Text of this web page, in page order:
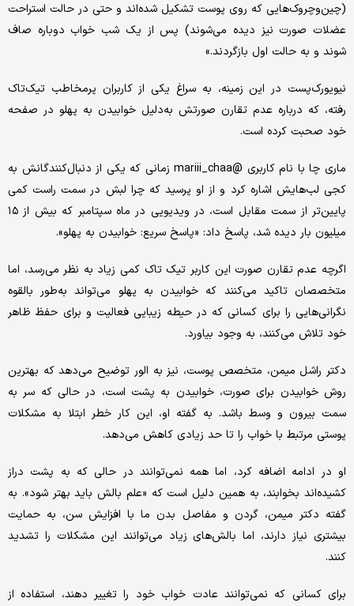
(چین‌و‌چروک‌هایی که روی پوست تشکیل شده‌اند و حتی در حالت استراحت
عضلات صورت نیز دیده می‌شوند) پس از یک شب خواب دوباره صاف
شوند و به حالت اول بازگردند.»
نیویورک‌پست در این زمینه، به سراغ یکی از کاربران پرمخاطب تیک‌تاک
رفته، که درباره عدم تقارن صورتش به‌دلیل خوابیدن به پهلو در صفحه
خود صحبت کرده است.
ماری چا با نام کاربری @mariii_chaa زمانی که یکی از دنبال‌کنندگانش به
کجی لب‌هایش اشاره کرد و از او پرسید که چرا لبش در سمت راست کمی
پایین‌تر از سمت مقابل است، در ویدیویی در ماه سپتامبر که بیش از ۱۵
میلیون بار دیده شد، پاسخ داد: «پاسخ سریع: خوابیدن به پهلو».
اگرچه عدم تقارن صورت این کاربر تیک تاک کمی زیاد به نظر می‌رسد، اما
متخصصان تاکید می‌کنند که خوابیدن به پهلو می‌تواند به‌طور بالقوه
نگرانی‌هایی را برای کسانی که در حیطه زیبایی فعالیت و برای حفظ ظاهر
خود تلاش می‌کنند، به وجود بیاورد.
دکتر راشل میمن، متخصص پوست، نیز به الور توضیح می‌دهد که بهترین
روش خوابیدن برای صورت، خوابیدن به پشت است، در حالی که سر به
سمت بیرون و وسط باشد. به گفته او، این کار خطر ابتلا به مشکلات
پوستی مرتبط با خواب را تا حد زیادی کاهش می‌دهد.
او در ادامه اضافه کرد، اما همه نمی‌توانند در حالی که به پشت دراز
کشیده‌اند بخوابند، به همین دلیل است که «علم بالش باید بهتر شود». به
گفته دکتر میمن، گردن و مفاصل بدن ما با افزایش سن، به حمایت
بیشتری نیاز دارند، اما بالش‌های زیاد می‌توانند این مشکلات را تشدید
کنند.
برای کسانی که نمی‌توانند عادت خواب خود را تغییر دهند، استفاده از